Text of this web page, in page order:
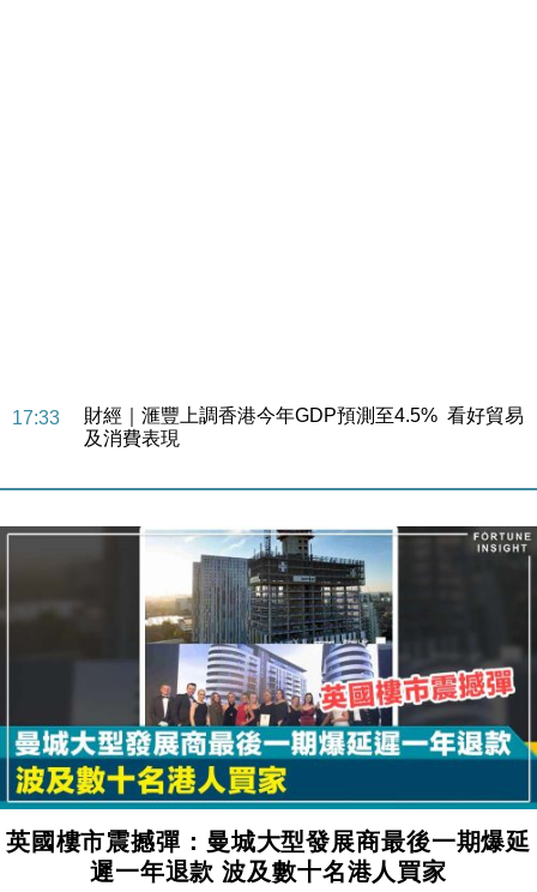
16:47
本地｜假冒內地執法人員要求交「保證金」 43歲女子
損失近6900萬元
16:05
財經｜日經失守6.5萬點後回穩 全周仍升近2%
財經｜恒隆10月換帥 玩具「反」斗城亞洲CEO蔡德
15:11
財經｜韓股反覆波動收跌 連挫7周創逾3年最長跌勢
財經｜內地7月美元計價出口增近24%勝預期 貿易順
差達1125億美元
12:44
財經｜日本春季三度入市撐日圓 4月單日斥6.28萬億
日圓干預創新高
11:12
國際｜特朗普料美伊戰事快結束 承認部分彈藥庫存緊
張
15:59
財經｜SA售股自救後再出手 斥4億美元押注未上市公
司
英國樓市震撼彈：曼城大型發展商最後一期爆延
遲一年退款 波及數十名港人買家